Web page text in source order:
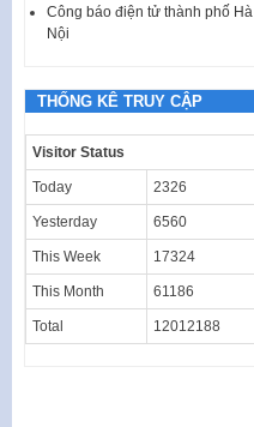
Công báo điện tử thành phố Hà
Nội
THỐNG KÊ TRUY CẬP
Visitor Status
Today 2326
Yesterday 6560
This Week 17324
This Month 61186
Total 12012188